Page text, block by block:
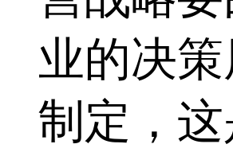
业的决
制定，这